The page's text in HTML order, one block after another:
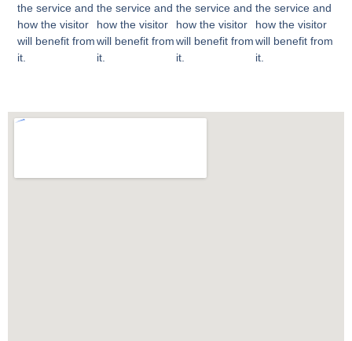
the service and
how the visitor
will benefit from
it.
the service and
how the visitor
will benefit from
it.
the service and
how the visitor
will benefit from
it.
the service and
how the visitor
will benefit from
it.